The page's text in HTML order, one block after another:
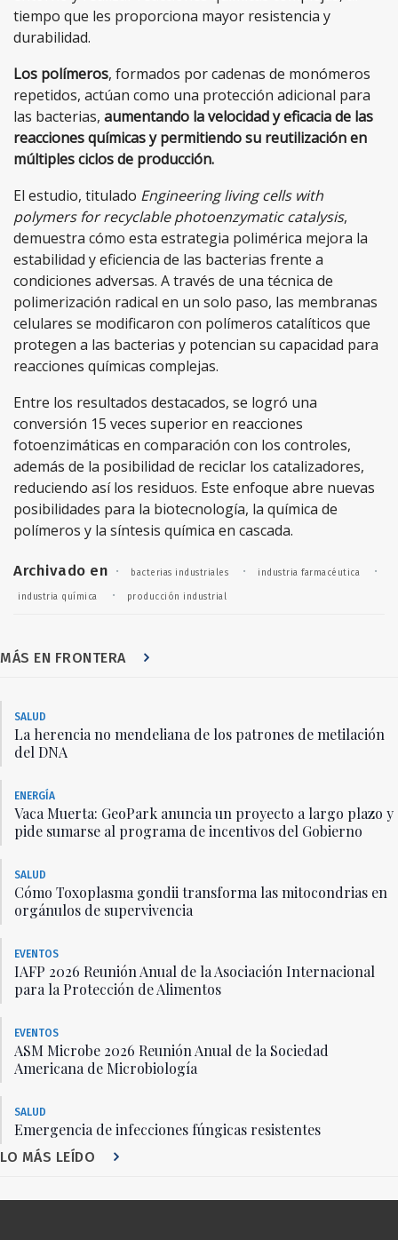
tiempo que les proporciona mayor resistencia y
durabilidad.
Los polímeros, formados por cadenas de monómeros
repetidos, actúan como una protección adicional para
las bacterias, aumentando la velocidad y eficacia de las
reacciones químicas y permitiendo su reutilización en
múltiples ciclos de producción.
El estudio, titulado Engineering living cells with
polymers for recyclable photoenzymatic catalysis,
demuestra cómo esta estrategia polimérica mejora la
estabilidad y eficiencia de las bacterias frente a
condiciones adversas. A través de una técnica de
polimerización radical en un solo paso, las membranas
celulares se modificaron con polímeros catalíticos que
protegen a las bacterias y potencian su capacidad para
reacciones químicas complejas.
Entre los resultados destacados, se logró una
conversión 15 veces superior en reacciones
fotoenzimáticas en comparación con los controles,
además de la posibilidad de reciclar los catalizadores,
reduciendo así los residuos. Este enfoque abre nuevas
posibilidades para la biotecnología, la química de
polímeros y la síntesis química en cascada.
Archivado en · bacterias industriales · industria farmacéutica ·
industria química · producción industrial
MÁS EN FRONTERA
SALUD
La herencia no mendeliana de los patrones de metilación
del DNA
ENERGÍA
Vaca Muerta: GeoPark anuncia un proyecto a largo plazo y
pide sumarse al programa de incentivos del Gobierno
SALUD
Cómo Toxoplasma gondii transforma las mitocondrias en
orgánulos de supervivencia
EVENTOS
IAFP 2026 Reunión Anual de la Asociación Internacional
para la Protección de Alimentos
EVENTOS
ASM Microbe 2026 Reunión Anual de la Sociedad
Americana de Microbiología
SALUD
Emergencia de infecciones fúngicas resistentes
LO MÁS LEÍDO